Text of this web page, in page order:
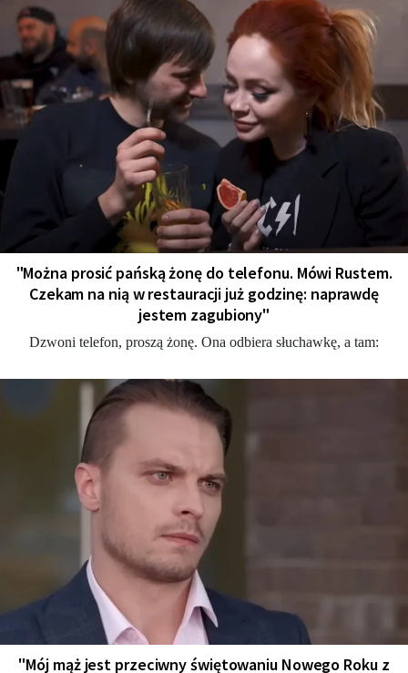
"Można prosić pańską żonę do telefonu. Mówi Rustem.
Czekam na nią w restauracji już godzinę: naprawdę
jestem zagubiony"
Dzwoni telefon, proszą żonę. Ona odbiera słuchawkę, a tam:
"Mój mąż jest przeciwny świętowaniu Nowego Roku z